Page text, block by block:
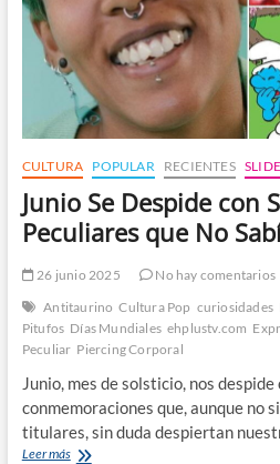
CULTURA POPULAR RECIENTES
Junio Se Despide con
Peculiares que No
26 junio 2025
No hay comentarios
Antitaurino Cultura Pop curiosidades
Pitufos Días Mundiales ehplustv.com
Peculiar Piercing Corporal
Junio, mes de solsticio, nos despide
conmemoraciones que, aunque no
titulares, sin duda despiertan
Leer másJunio